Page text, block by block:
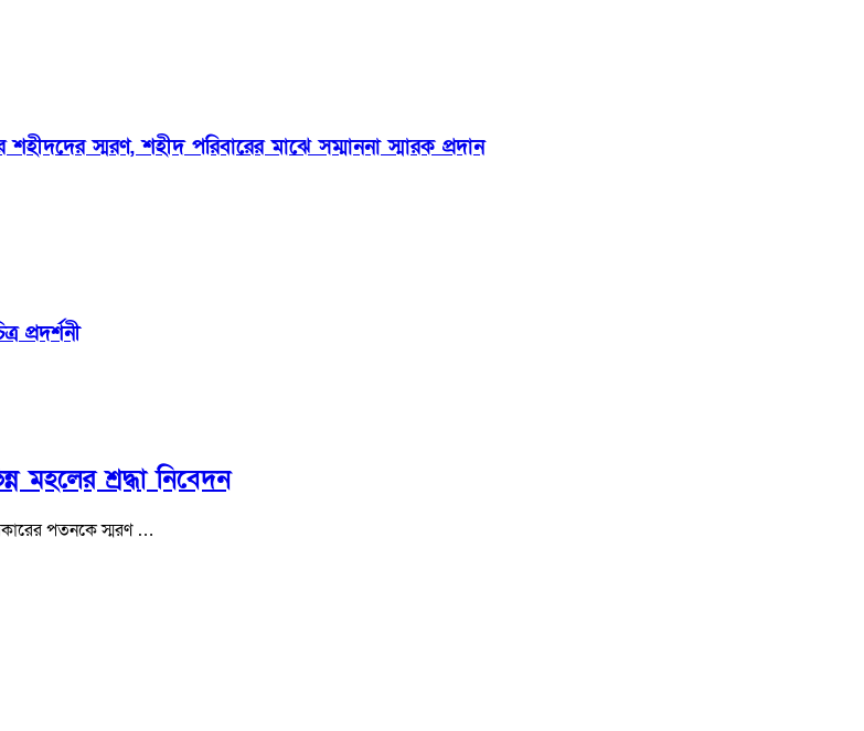
স্মরণ, শহীদ পরিবারের মাঝে সম্মাননা স্মারক প্রদান
প্রদর্শনী
মহলের শ্রদ্ধা নিবেদন
পতনকে স্মরণ …